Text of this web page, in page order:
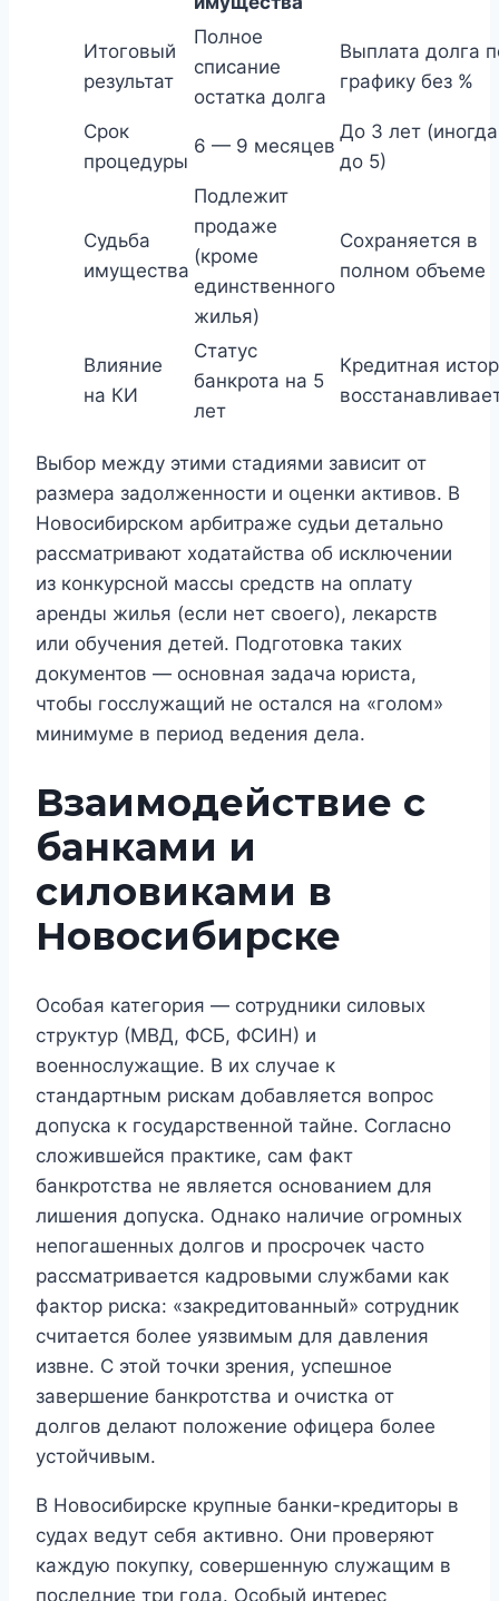
Итоговый
результат
Полное
списание
остатка долга
Выплата долга
графику без %
Срок
процедуры
6 — 9 месяцев
До 3 лет (иногда
до 5)
Судьба
имущества
Подлежит
продаже
(кроме
единственного
жилья)
Сохраняется в
полном объеме
Влияние
на КИ
Статус
банкрота на 5
лет
Кредитная
Выбор между этими стадиями зависит от
размера задолженности и оценки активов. В
Новосибирском арбитраже судьи детально
рассматривают ходатайства об исключении
из конкурсной массы средств на оплату
аренды жилья (если нет своего), лекарств
или обучения детей. Подготовка таких
документов — основная задача юриста,
чтобы госслужащий не остался на «голом»
минимуме в период ведения дела.
Взаимодействие с
банками и
силовиками в
Новосибирске
Особая категория — сотрудники силовых
структур (МВД, ФСБ, ФСИН) и
военнослужащие. В их случае к
стандартным рискам добавляется вопрос
допуска к государственной тайне. Согласно
сложившейся практике, сам факт
банкротства не является основанием для
лишения допуска. Однако наличие огромных
непогашенных долгов и просрочек часто
рассматривается кадровыми службами как
фактор риска: «закредитованный» сотрудник
считается более уязвимым для давления
извне. С этой точки зрения, успешное
завершение банкротства и очистка от
долгов делают положение офицера более
устойчивым.
В Новосибирске крупные банки-кредиторы в
судах ведут себя активно. Они проверяют
каждую покупку, совершенную служащим в
последние три года. Особый интерес